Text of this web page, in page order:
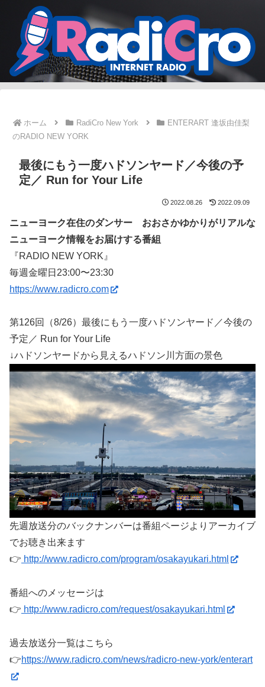
ホーム RadiCro New York
ENTERART 逢坂由佳梨
のRADIO NEW YORK
最後にもう一度ハドソンヤード／今後の予
定／ Run for Your Life
2022.08.26 2022.09.09
ニューヨーク在住のダンサー おおさかゆかりがリアルな
ニューヨーク情報をお届けする番組
『RADIO NEW YORK』
毎週金曜日23:00〜23:30
https://www.radicro.com
第126回（8/26）最後にもう一度ハドソンヤード／今後の
予定／ Run for Your Life
↓ハドソンヤードから見えるハドソン川方面の景色
先週放送分のバックナンバーは番組ページよりアーカイブ
でお聴き出来ます
👉 http://www.radicro.com/program/osakayukari.html
番組へのメッセージは
👉 http://www.radicro.com/request/osakayukari.html
過去放送分一覧はこちら
👉https://www.radicro.com/news/radicro-new-york/enterart